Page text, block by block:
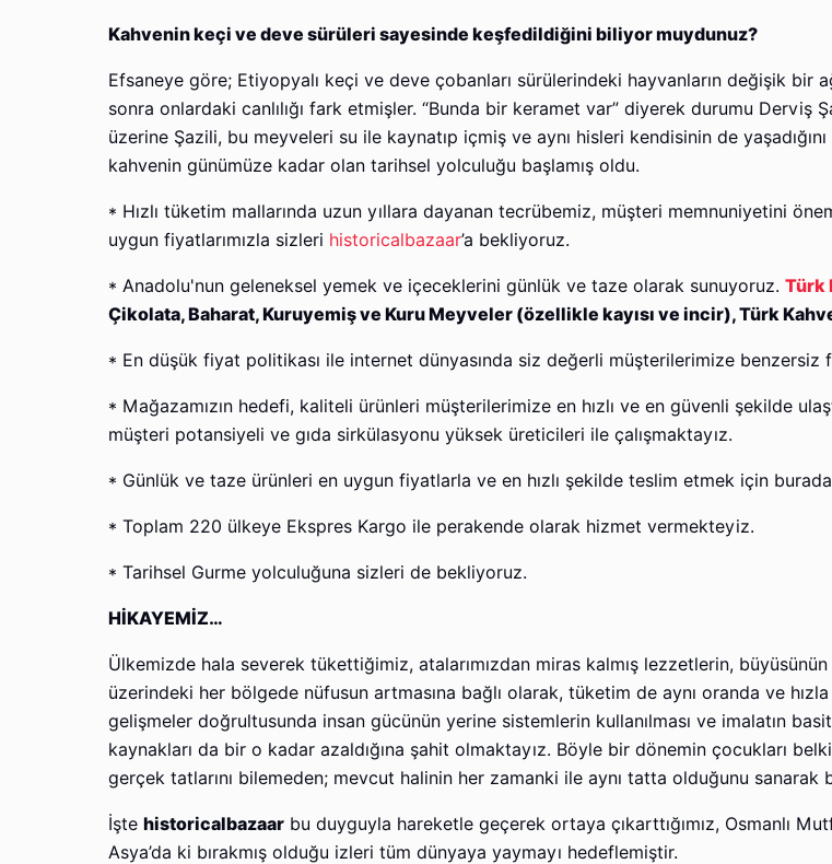
Kahvenin keçi ve deve sürüleri sayesinde keşfedildiğini biliyor muydunuz?
Efsaneye göre; Etiyopyalı keçi ve deve çobanları sürülerindeki hayvanların değişik bir
sonra onlardaki canlılığı fark etmişler. “Bunda bir keramet var” diyerek durumu Derviş
üzerine Şazili, bu meyveleri su ile kaynatıp içmiş ve aynı hisleri kendisinin de
kahvenin günümüze kadar olan tarihsel yolculuğu başlamış oldu.
* Hızlı tüketim mallarında uzun yıllara dayanan tecrübemiz, müşteri memnuniyetini
uygun fiyatlarımızla sizleri historicalbazaar’a bekliyoruz.
* Anadolu'nun geleneksel yemek ve içeceklerini günlük ve taze olarak sunuyoruz. Türk
Çikolata, Baharat, Kuruyemiş ve Kuru Meyveler (özellikle kayısı ve incir), Türk
* En düşük fiyat politikası ile internet dünyasında siz değerli müşterilerimize benzersiz
* Mağazamızın hedefi, kaliteli ürünleri müşterilerimize en hızlı ve en güvenli şekilde
müşteri potansiyeli ve gıda sirkülasyonu yüksek üreticileri ile
* Günlük ve taze ürünleri en uygun fiyatlarla ve en hızlı şekilde teslim etmek için
* Toplam 220 ülkeye Ekspres Kargo ile perakende olarak hizmet vermekteyiz.
* Tarihsel Gurme yolculuğuna sizleri de bekliyoruz.
HİKAYEMİZ…
Ülkemizde hala severek tükettiğimiz, atalarımızdan miras kalmış lezzetlerin,
üzerindeki her bölgede nüfusun artmasına bağlı olarak, tüketim de aynı oranda ve
gelişmeler doğrultusunda insan gücünün yerine sistemlerin kullanılması ve imalatın
kaynakları da bir o kadar azaldığına şahit olmaktayız. Böyle bir dönemin çocukları
gerçek tatlarını bilemeden; mevcut halinin her zamanki ile aynı tatta olduğunu sanarak
İşte historicalbazaar bu duyguyla hareketle geçerek ortaya çıkarttığımız, Osmanlı
Asya’da ki bırakmış olduğu izleri tüm dünyaya yaymayı hedeflemiştir.